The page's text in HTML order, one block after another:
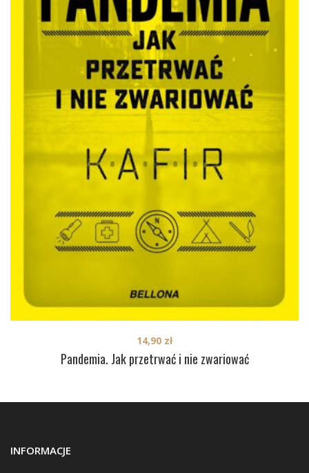
Pandemia. Jak przetrwać i nie zwariować
14,90 zł
INFORMACJE